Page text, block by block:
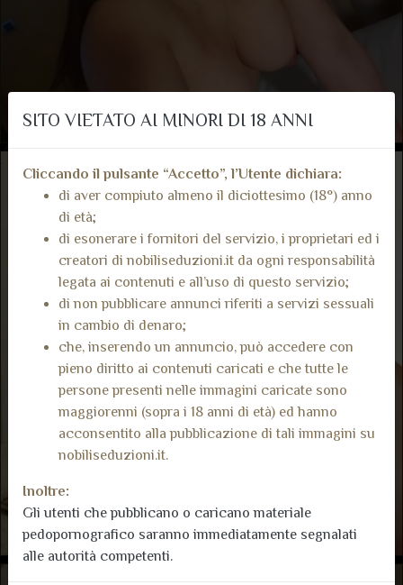
SITO VIETATO AI MINORI DI 18 ANNI
Cliccando il pulsante “Accetto”, l’Utente dichiara:
di aver compiuto almeno il diciottesimo (18°) anno
di età;
di esonerare i fornitori del servizio, i proprietari ed i
creatori di nobiliseduzioni.it da ogni responsabilità
legata ai contenuti e all’uso di questo servizio;
di non pubblicare annunci riferiti a servizi sessuali
in cambio di denaro;
che, inserendo un annuncio, può accedere con
pieno diritto ai contenuti caricati e che tutte le
persone presenti nelle immagini caricate sono
maggiorenni (sopra i 18 anni di età) ed hanno
acconsentito alla pubblicazione di tali immagini su
nobiliseduzioni.it.
Inoltre:
Gli utenti che pubblicano o caricano materiale
pedopornografico saranno immediatamente segnalati
alle autorità competenti.